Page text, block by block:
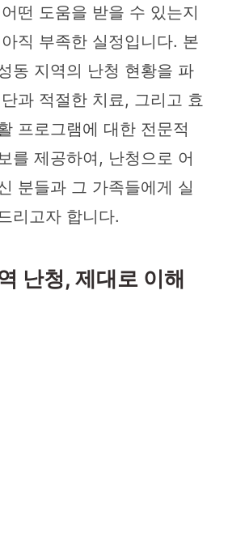
떤 도움을 받을 수 있는지
직 부족한 실정입니다. 본
동 지역의 난청 현황을 파
과 적절한 치료, 그리고 효
프로그램에 대한 전문적
를 제공하여, 난청으로 어
분들과 그 가족들에게 실
리고자 합니다.
난청, 제대로 이해